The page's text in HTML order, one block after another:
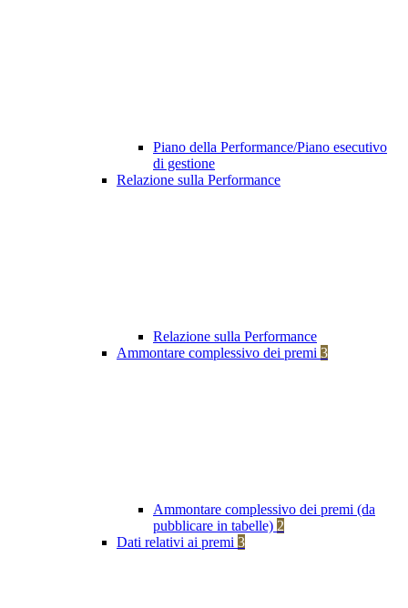
Piano della Performance/Piano esecutivo
di gestione
Relazione sulla Performance
Relazione sulla Performance
Ammontare complessivo dei premi 3
Ammontare complessivo dei premi (da
pubblicare in tabelle) 2
Dati relativi ai premi 3